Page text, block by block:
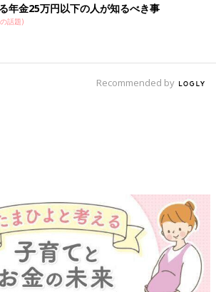
年金25万円以下の人が知るべき事
話題)
Recommended by